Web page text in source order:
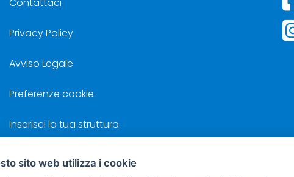
Privacy Policy
Avviso Legale
Preferenze cookie
Inserisci la tua struttura
sito web utilizza i cookie